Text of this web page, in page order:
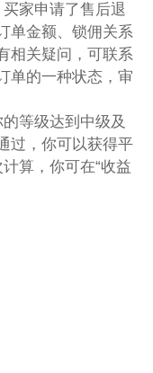
家申请了售后退
单金额、锁佣关系
相关疑问，可联系
单的一种状态，审
等级达到中级及
过，你可以获得平
算，你可在“收益